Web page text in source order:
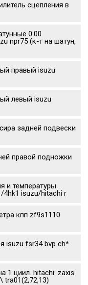
сцепления в
0.00
npr75 (к-т на шатун,
правый isuzu
левый isuzu
задней подвески
правой подножки
и температуры
4hk1 isuzu/hitachi r
кпп zf9s1110
isuzu fsr34 bvp ch*
1 циил. hitachi: zaxis
tra01(2,72,13)